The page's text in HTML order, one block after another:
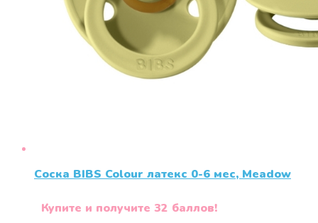
Соска BIBS Colour латекс 0-6 мес, Meadow
Купите и получите 32 баллов!